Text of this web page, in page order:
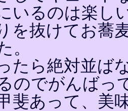
いるのは楽し
を抜けてお蕎
。
たら絶対並ば
のでがんばっ
斐あって、美